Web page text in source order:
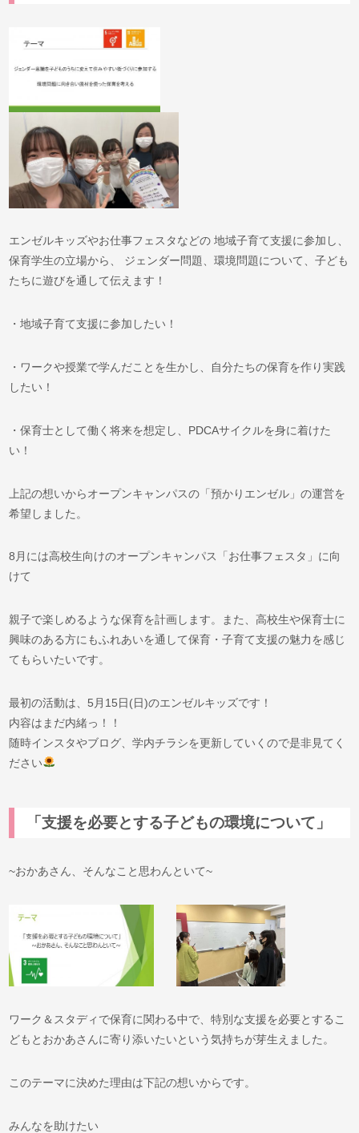
エンゼルキッズやお仕事フェスタなどの 地域子育て支援に参加し、
保育学生の立場から、 ジェンダー​問題、環境問題について、子ども
たちに遊びを通して伝えます！
・地域子育て支援に参加したい！
・ワークや授業で学んだことを生かし、自分たちの保育を作り実践
したい！
・保育士として働く将来を想定し、PDCAサイクルを身に着けた
い！
上記の想いからオープンキャンパスの「預かりエンゼル」の運営を
希望しました。
8月には高校生向けのオープンキャンパス「お仕事フェスタ」に向
けて
親子で楽しめるような保育を計画します。また、高校生や保育士に
興味のある方にもふれあいを通して保育・子育て支援の魅力を感じ
てもらいたいです。
最初の活動は、5月15日(日)のエンゼルキッズです！
内容はまだ内緒っ！！
随時インスタやブログ、学内チラシを更新していくので是非見てく
ださい
「支援を必要とする子どもの環境について」
~おかあさん、そんなこと思わんといて~
ワーク＆スタディで保育に関わる中で、特別な支援を必要とするこ
どもとおかあさんに寄り添いたいという気持ちが芽生えました。
このテーマに決めた理由は下記の想いからです。
みんなを助けたい